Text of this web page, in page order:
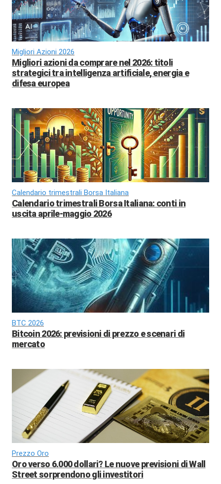
Migliori Azioni 2026
Migliori azioni da comprare nel 2026: titoli
strategici tra intelligenza artificiale, energia e
difesa europea
Calendario trimestrali Borsa Italiana
Calendario trimestrali Borsa Italiana: conti in
uscita aprile-maggio 2026
BTC 2026
Bitcoin 2026: previsioni di prezzo e scenari di
mercato
Prezzo Oro
Oro verso 6.000 dollari? Le nuove previsioni di Wall
Street sorprendono gli investitori